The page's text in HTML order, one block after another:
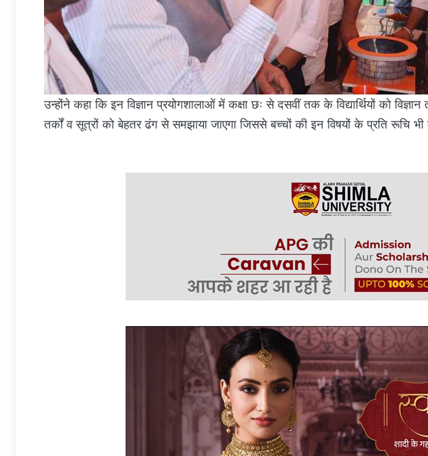
उन्होंने कहा कि इन विज्ञान प्रयोगशालाओं में कक्षा छः से दसवीं तक के विद्यार्थियों को
तर्कों व सूत्रों को बेहतर ढंग से समझाया जाएगा जिससे बच्चों की इन विषयों के प्रति रूचि भी